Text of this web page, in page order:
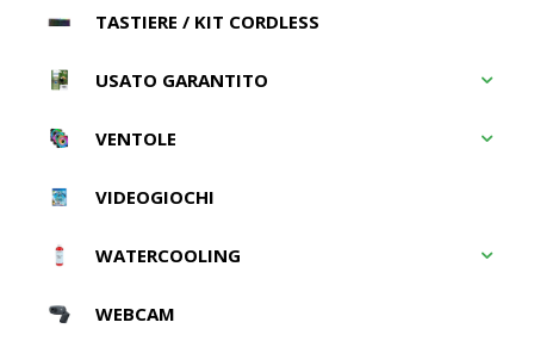
TASTIERE / KIT CORDLESS
USATO GARANTITO
VENTOLE
VIDEOGIOCHI
WATERCOOLING
WEBCAM